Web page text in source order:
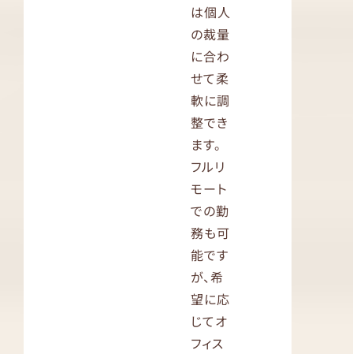
は個人
の裁量
に合わ
せて柔
軟に調
整でき
ます。
フルリ
モート
での勤
務も可
能です
が、希
望に応
じてオ
フィス